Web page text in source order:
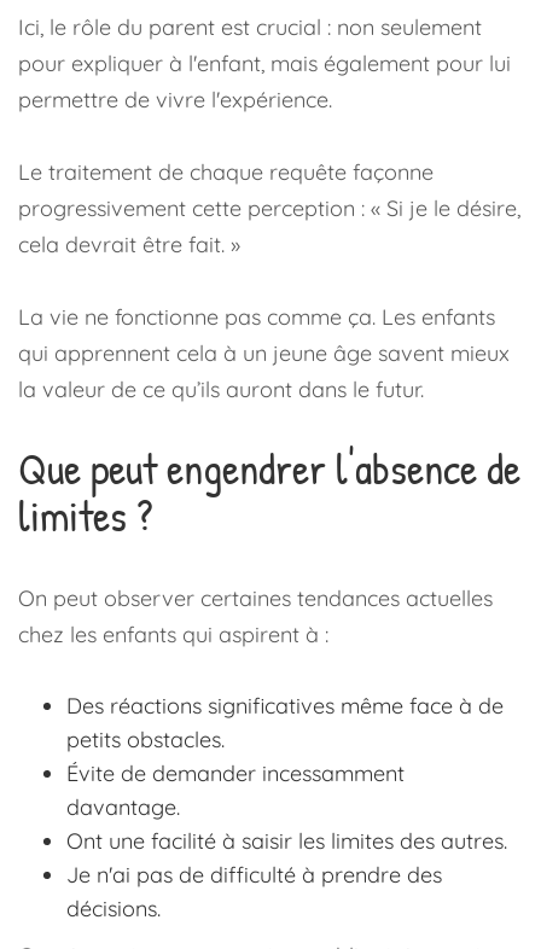
Ici, le rôle du parent est crucial : non seulement
pour expliquer à l'enfant, mais également pour lui
permettre de vivre l'expérience.
Le traitement de chaque requête façonne
progressivement cette perception : « Si je le désire,
cela devrait être fait. »
La vie ne fonctionne pas comme ça. Les enfants
qui apprennent cela à un jeune âge savent mieux
la valeur de ce qu’ils auront dans le futur.
Que peut engendrer l'absence de
limites ?
On peut observer certaines tendances actuelles
chez les enfants qui aspirent à :
Des réactions significatives même face à de
petits obstacles.
Évite de demander incessamment
davantage.
Ont une facilité à saisir les limites des autres.
Je n'ai pas de difficulté à prendre des
décisions.